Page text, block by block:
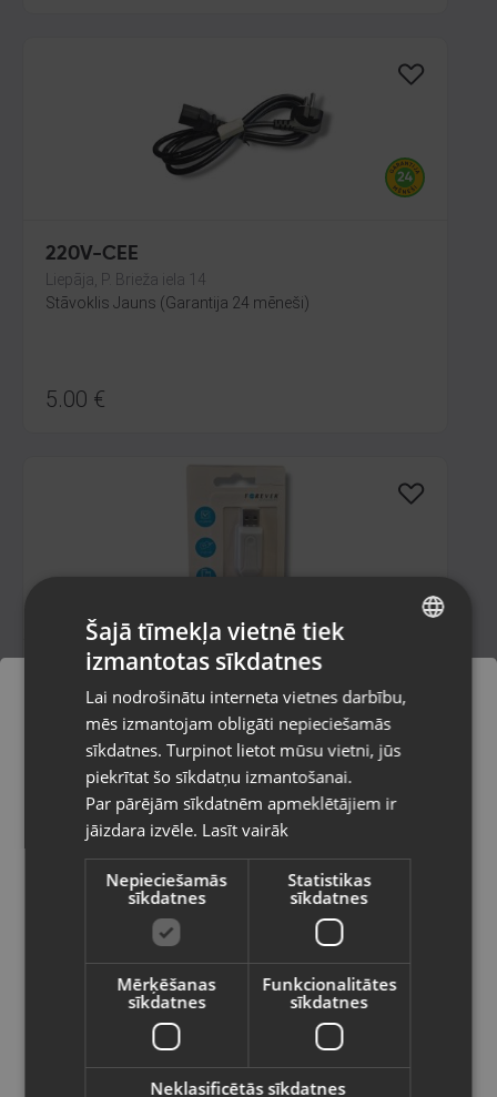
220V-CEE
Liepāja, P. Brieža iela 14
Stāvoklis Jauns (Garantija 24 mēneši)
5.00 €
Forever USB OTG Card Reader
Liepāja, Krūmu iela 32
Stāvoklis Jauns (Garantija 24 mēneši)
3.00€
Forever USB otg card reader
Pasūtījumi tiks piegādāti uz
izvēlēto valsti
Vietnes saturs būs attēlots izvēlētajā
valodā
Valsts
Latviešu / Latvian
RUSSIAN
Šajā tīmekļa vietnē tiek
izmantotas sīkdatnes
Lai nodrošinātu interneta vietnes darbību,
mēs izmantojam obligāti nepieciešamās
sīkdatnes. Turpinot lietot mūsu vietni, jūs
piekrītat šo sīkdatņu izmantošanai.
Par pārējām sīkdatnēm apmeklētājiem ir
jāizdara izvēle. Lasīt vairāk
Nepieciešamās
sīkdatnes
Statistikas
sīkdatnes
Mērķēšanas
sīkdatnes
Funkcionalitātes
sīkdatnes
Neklasificētās sīkdatnes